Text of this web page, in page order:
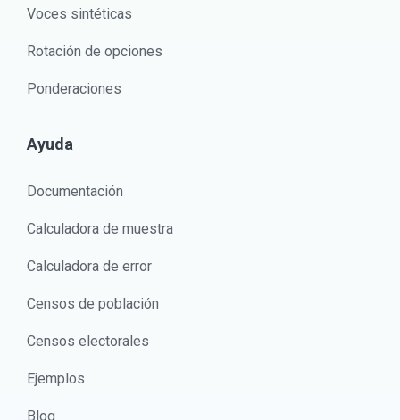
Voces sintéticas
Rotación de opciones
Ponderaciones
Ayuda
Documentación
Calculadora de muestra
Calculadora de error
Censos de población
Censos electorales
Ejemplos
Blog